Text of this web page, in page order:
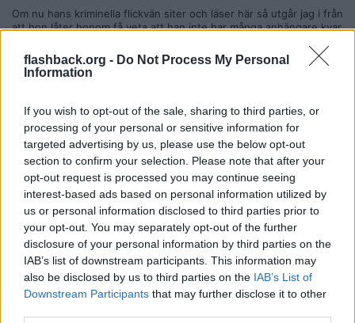
flashback.org - Do Not Process My Personal
Information
If you wish to opt-out of the sale, sharing to third parties, or
processing of your personal or sensitive information for
targeted advertising by us, please use the below opt-out
section to confirm your selection. Please note that after your
opt-out request is processed you may continue seeing
interest-based ads based on personal information utilized by
us or personal information disclosed to third parties prior to
your opt-out. You may separately opt-out of the further
disclosure of your personal information by third parties on the
IAB’s list of downstream participants. This information may
also be disclosed by us to third parties on the IAB’s List of
Downstream Participants that may further disclose it to other
Om nu hans kriminella flickvän siter och läser här så utgår jag i från
att hon låter honom få veta att han inte har många anhängare kvar
Om någon nu skriker 1.06 så har jag fått Hamiltons tillstånd att
publicera detta PM.[/quote]
"kriminella flickvän" vad fan får du all detta ifrån??? Han som skrev
pm till dig tror du på fullt allvar att han är medlem??? Han kallar sig
Danielle M, det stor för Mattei. Han var tidigare medlem, typ för ca
2år sedan, men fick kicken pga att han pundade för mycket...
2008-12-03, 13:45 #
maackan80
Bannlyst
QUOTE]
Ha,ha...du är tamej fan på efterbliven, din lilla missfoster...hans
"kriminella flickvän" vad fan får du all detta ifrån??? Han som skrev
pm till dig tror du på fullt allvar att han är medlem??? Han kallar sig
Danielle M, det stor för Mattei. Han var tidigare medlem, typ för ca
2år sedan, men fick kicken pga att han pundade för mycket...